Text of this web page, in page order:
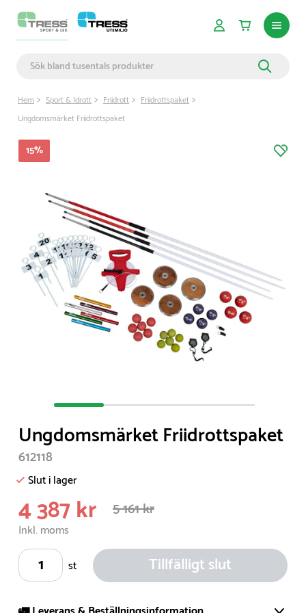
Hem Sport & Idrott Friidrott
Friidrottspaket
Ungdomsmärket Friidrottspaket
15%
of
4
Ungdomsmärket Friidrottspaket
612118
Slut i lager
4 387 kr 5 161 kr
Inkl. moms
st
Tillfälligt slut